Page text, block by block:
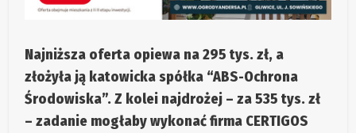
Najniższa oferta opiewa na 295 tys. zł, a
złożyła ją katowicka spółka “ABS-Ochrona
Środowiska”. Z kolei najdrożej – za 535 tys. zł
– zadanie mogłaby wykonać firma CERTIGOS